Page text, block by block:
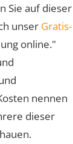
Sie auf dieser
unser Gratis-
online."
nennen
dieser